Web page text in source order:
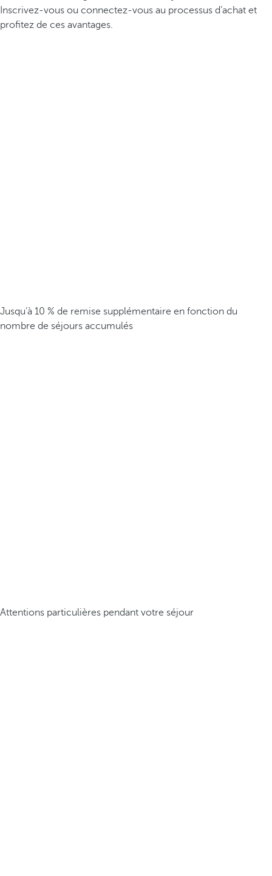
Inscrivez-vous ou connectez-vous au processus d’achat et
profitez de ces avantages.
Jusqu’à 10 % de remise supplémentaire en fonction du
nombre de séjours accumulés
Attentions particulières pendant votre séjour